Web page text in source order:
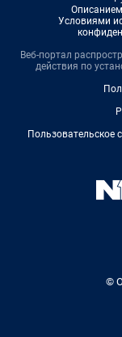
Условиями
Веб-портал
действия по
Пользовательское
©